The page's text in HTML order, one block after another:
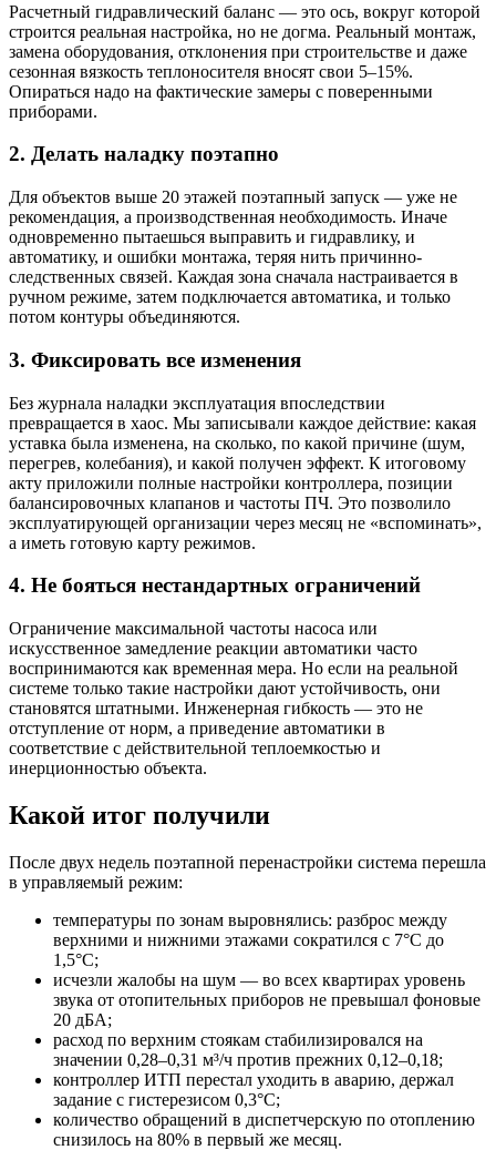
Расчетный гидравлический баланс — это ось, вокруг которой
строится реальная настройка, но не догма. Реальный монтаж,
замена оборудования, отклонения при строительстве и даже
сезонная вязкость теплоносителя вносят свои 5–15%.
Опираться надо на фактические замеры с поверенными
приборами.
2. Делать наладку поэтапно
Для объектов выше 20 этажей поэтапный запуск — уже не
рекомендация, а производственная необходимость. Иначе
одновременно пытаешься выправить и гидравлику, и
автоматику, и ошибки монтажа, теряя нить причинно-
следственных связей. Каждая зона сначала настраивается в
ручном режиме, затем подключается автоматика, и только
потом контуры объединяются.
3. Фиксировать все изменения
Без журнала наладки эксплуатация впоследствии
превращается в хаос. Мы записывали каждое действие: какая
уставка была изменена, на сколько, по какой причине (шум,
перегрев, колебания), и какой получен эффект. К итоговому
акту приложили полные настройки контроллера, позиции
балансировочных клапанов и частоты ПЧ. Это позволило
эксплуатирующей организации через месяц не «вспоминать»,
а иметь готовую карту режимов.
4. Не бояться нестандартных ограничений
Ограничение максимальной частоты насоса или
искусственное замедление реакции автоматики часто
воспринимаются как временная мера. Но если на реальной
системе только такие настройки дают устойчивость, они
становятся штатными. Инженерная гибкость — это не
отступление от норм, а приведение автоматики в
соответствие с действительной теплоемкостью и
инерционностью объекта.
Какой итог получили
После двух недель поэтапной перенастройки система перешла
в управляемый режим:
температуры по зонам выровнялись: разброс между
верхними и нижними этажами сократился с 7°С до
1,5°С;
исчезли жалобы на шум — во всех квартирах уровень
звука от отопительных приборов не превышал фоновые
20 дБА;
расход по верхним стоякам стабилизировался на
значении 0,28–0,31 м³/ч против прежних 0,12–0,18;
контроллер ИТП перестал уходить в аварию, держал
задание с гистерезисом 0,3°С;
количество обращений в диспетчерскую по отоплению
снизилось на 80% в первый же месяц.